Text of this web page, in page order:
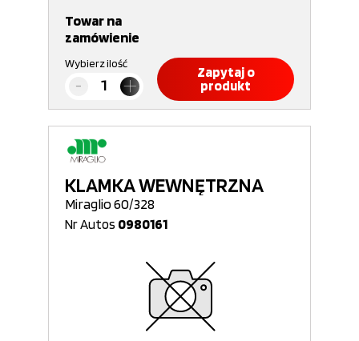
Towar na
zamówienie
Wybierz ilość
Zapytaj o
produkt
KLAMKA WEWNĘTRZNA
Miraglio 60/328
Nr Autos 0980161